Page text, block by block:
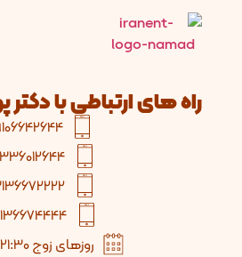
راه های ارتباطی با
روزهای زوج 21:30 – 17:30